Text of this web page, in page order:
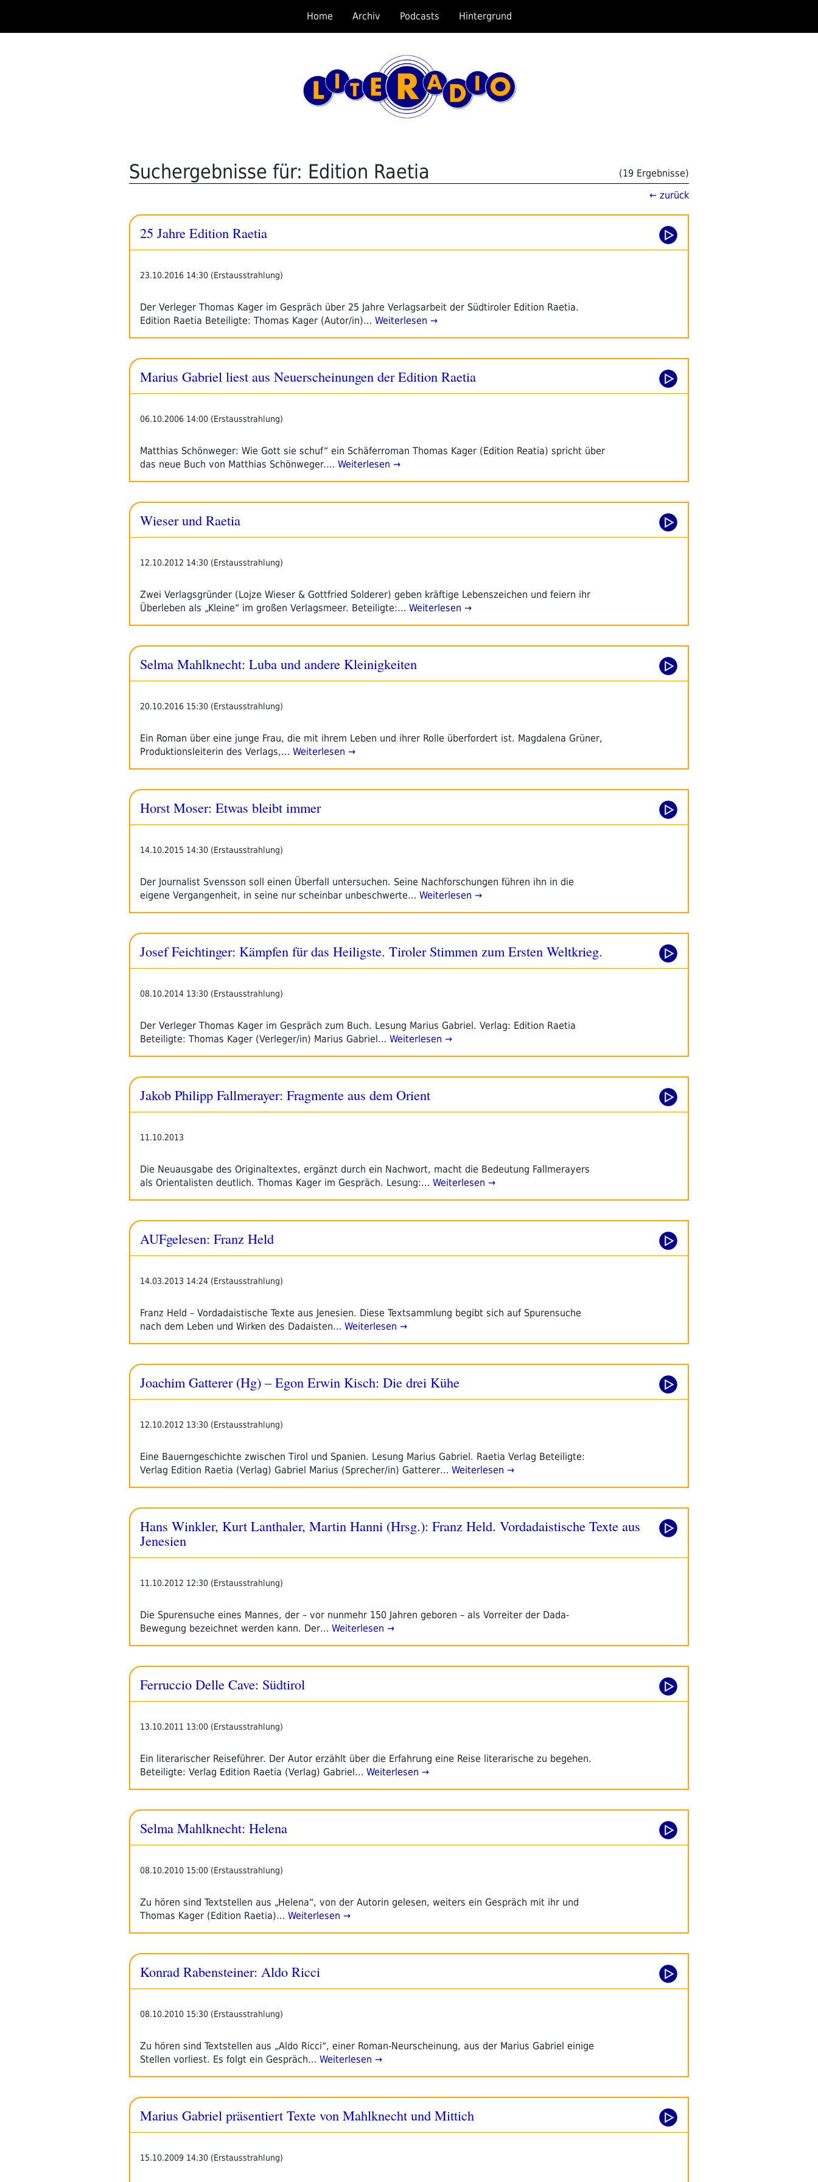
springen
Home Archiv Podcasts Hintergrund
Suchergebnisse für: Edition Raetia
(19 Ergebnisse)
← zurück
25 Jahre Edition Raetia
23.10.2016 14:30 (Erstausstrahlung)
Der Verleger Thomas Kager im Gespräch über 25 Jahre Verlagsarbeit der Südtiroler Edition Raetia.
Edition Raetia Beteiligte: Thomas Kager (Autor/in)… Weiterlesen →
Marius Gabriel liest aus Neuerscheinungen der Edition Raetia
06.10.2006 14:00 (Erstausstrahlung)
Matthias Schönweger: Wie Gott sie schuf“ ein Schäferroman Thomas Kager (Edition Reatia) spricht über
das neue Buch von Matthias Schönweger.… Weiterlesen →
Wieser und Raetia
12.10.2012 14:30 (Erstausstrahlung)
Zwei Verlagsgründer (Lojze Wieser & Gottfried Solderer) geben kräftige Lebenszeichen und feiern ihr
Überleben als „Kleine“ im großen Verlagsmeer. Beteiligte:… Weiterlesen →
Selma Mahlknecht: Luba und andere Kleinigkeiten
20.10.2016 15:30 (Erstausstrahlung)
Ein Roman über eine junge Frau, die mit ihrem Leben und ihrer Rolle überfordert ist. Magdalena Grüner,
Produktionsleiterin des Verlags,… Weiterlesen →
Horst Moser: Etwas bleibt immer
14.10.2015 14:30 (Erstausstrahlung)
Der Journalist Svensson soll einen Überfall untersuchen. Seine Nachforschungen führen ihn in die
eigene Vergangenheit, in seine nur scheinbar unbeschwerte… Weiterlesen →
Josef Feichtinger: Kämpfen für das Heiligste. Tiroler Stimmen zum Ersten Weltkrieg.
08.10.2014 13:30 (Erstausstrahlung)
Der Verleger Thomas Kager im Gespräch zum Buch. Lesung Marius Gabriel. Verlag: Edition Raetia
Beteiligte: Thomas Kager (Verleger/in) Marius Gabriel… Weiterlesen →
Jakob Philipp Fallmerayer: Fragmente aus dem Orient
11.10.2013
Die Neuausgabe des Originaltextes, ergänzt durch ein Nachwort, macht die Bedeutung Fallmerayers
als Orientalisten deutlich. Thomas Kager im Gespräch. Lesung:… Weiterlesen →
AUFgelesen: Franz Held
14.03.2013 14:24 (Erstausstrahlung)
Franz Held – Vordadaistische Texte aus Jenesien. Diese Textsammlung begibt sich auf Spurensuche
nach dem Leben und Wirken des Dadaisten… Weiterlesen →
Joachim Gatterer (Hg) – Egon Erwin Kisch: Die drei Kühe
12.10.2012 13:30 (Erstausstrahlung)
Eine Bauerngeschichte zwischen Tirol und Spanien. Lesung Marius Gabriel. Raetia Verlag Beteiligte:
Verlag Edition Raetia (Verlag) Gabriel Marius (Sprecher/in) Gatterer… Weiterlesen →
Hans Winkler, Kurt Lanthaler, Martin Hanni (Hrsg.): Franz Held. Vordadaistische Texte aus
Jenesien
11.10.2012 12:30 (Erstausstrahlung)
Die Spurensuche eines Mannes, der – vor nunmehr 150 Jahren geboren – als Vorreiter der Dada-
Bewegung bezeichnet werden kann. Der… Weiterlesen →
Ferruccio Delle Cave: Südtirol
13.10.2011 13:00 (Erstausstrahlung)
Ein literarischer Reiseführer. Der Autor erzählt über die Erfahrung eine Reise literarische zu begehen.
Beteiligte: Verlag Edition Raetia (Verlag) Gabriel… Weiterlesen →
Selma Mahlknecht: Helena
08.10.2010 15:00 (Erstausstrahlung)
Zu hören sind Textstellen aus „Helena“, von der Autorin gelesen, weiters ein Gespräch mit ihr und
Thomas Kager (Edition Raetia)… Weiterlesen →
Konrad Rabensteiner: Aldo Ricci
08.10.2010 15:30 (Erstausstrahlung)
Zu hören sind Textstellen aus „Aldo Ricci“, einer Roman-Neurscheinung, aus der Marius Gabriel einige
Stellen vorliest. Es folgt ein Gespräch… Weiterlesen →
Marius Gabriel präsentiert Texte von Mahlknecht und Mittich
15.10.2009 14:30 (Erstausstrahlung)